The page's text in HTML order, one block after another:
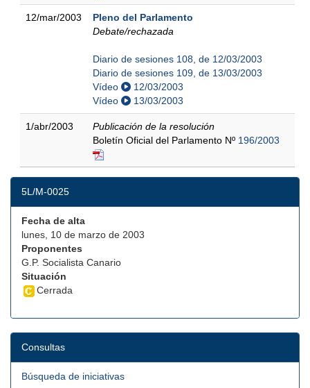
12/mar/2003
Pleno del Parlamento
Debate/rechazada
Diario de sesiones 108, de 12/03/2003
Diario de sesiones 109, de 13/03/2003
Vídeo
12/03/2003
Vídeo
13/03/2003
1/abr/2003
Publicación de la resolución
Boletín Oficial del Parlamento Nº 196/2003
5L/M-0025
Fecha de alta
lunes, 10 de marzo de 2003
Proponentes
G.P. Socialista Canario
Situación
Cerrada
Consultas
Búsqueda de iniciativas